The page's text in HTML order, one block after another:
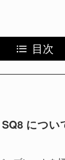
目次
につい